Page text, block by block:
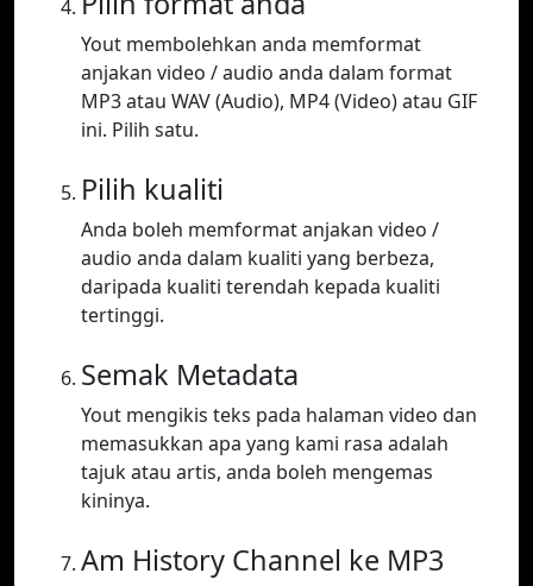
Yout membolehkan anda memformat
anjakan video / audio anda dalam format
MP3 atau WAV (Audio), MP4 (Video) atau GIF
ini. Pilih satu.
Pilih kualiti
Anda boleh memformat anjakan video /
audio anda dalam kualiti yang berbeza,
daripada kualiti terendah kepada kualiti
tertinggi.
Semak Metadata
Yout mengikis teks pada halaman video dan
memasukkan apa yang kami rasa adalah
tajuk atau artis, anda boleh mengemas
kininya.
Am History Channel ke MP3